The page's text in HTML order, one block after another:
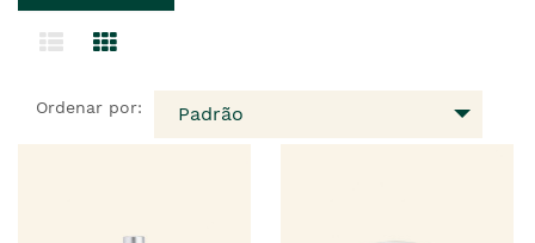
Ordenar por: Padrão